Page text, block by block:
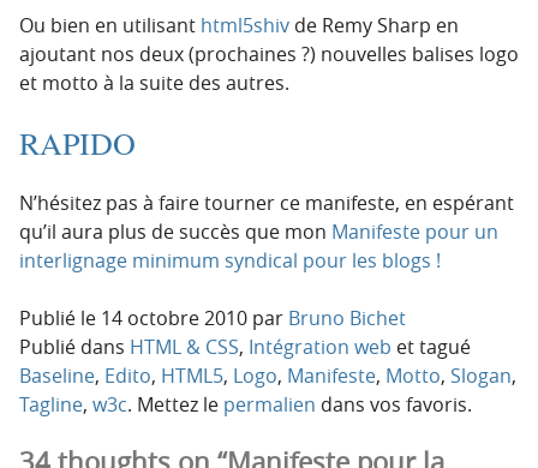
Ou bien en utilisant html5shiv de Remy Sharp en
ajoutant nos deux (prochaines ?) nouvelles balises logo
et motto à la suite des autres.
RAPIDO
N’hésitez pas à faire tourner ce manifeste, en espérant
qu’il aura plus de succès que mon Manifeste pour un
interlignage minimum syndical pour les blogs !
Publié le 14 octobre 2010 par Bruno Bichet
Publié dans HTML & CSS, Intégration web et tagué
Baseline, Edito, HTML5, Logo, Manifeste, Motto, Slogan,
Tagline, w3c. Mettez le permalien dans vos favoris.